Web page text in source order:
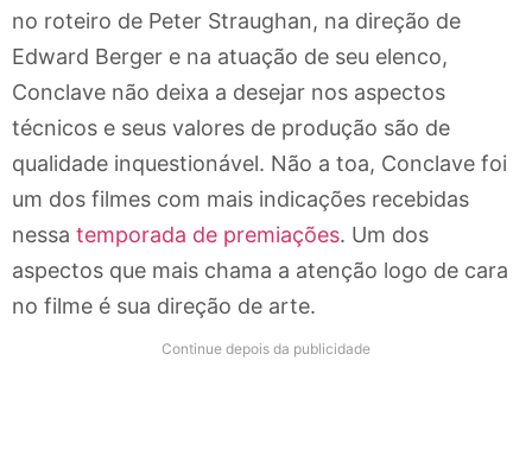
no roteiro de Peter Straughan, na direção de
Edward Berger e na atuação de seu elenco,
Conclave não deixa a desejar nos aspectos
técnicos e seus valores de produção são de
qualidade inquestionável. Não a toa, Conclave foi
um dos filmes com mais indicações recebidas
nessa temporada de premiações. Um dos
aspectos que mais chama a atenção logo de cara
no filme é sua direção de arte.
Continue depois da publicidade